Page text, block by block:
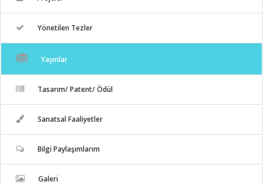
Yönetilen Tezler
Yayınlar
Tasarım/ Patent/ Ödül
Sanatsal Faaliyetler
Bilgi Paylaşımlarım
Galeri